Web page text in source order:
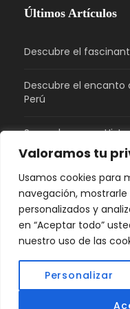
Valoramos tu
Usamos cookies para
navegación,
personalizados y
en “Aceptar todo”
nuestro uso de las
Personalizar
Últimos Artículos
Descubre el
Descubre el encanto
Perú
Sacsayhuaman:
en Perú
¿Qué tiene de bonito
© 2026 GPeru
Redes